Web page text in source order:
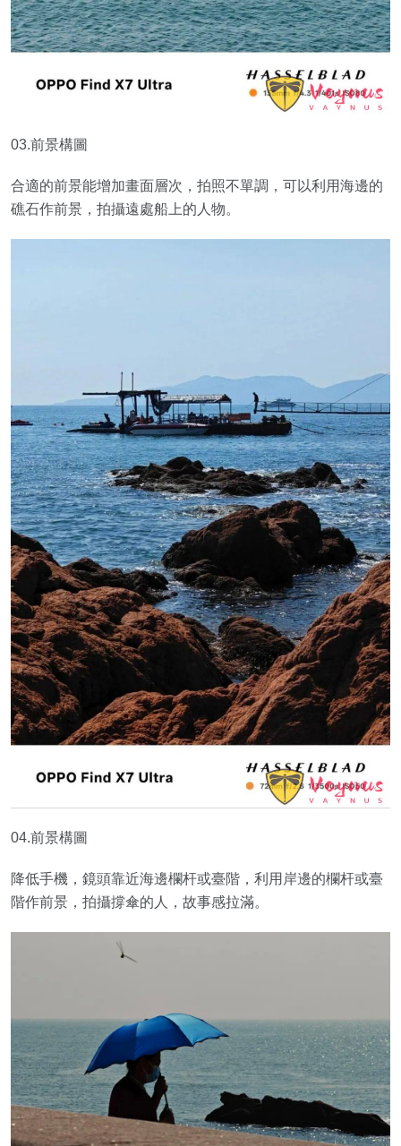
03.前景構圖
合適的前景能增加畫面層次，拍照不單調，可以利用海邊的
礁石作前景，拍攝遠處船上的人物。
04.前景構圖
降低手機，鏡頭靠近海邊欄杆或臺階，利用岸邊的欄杆或臺
階作前景，拍攝撐傘的人，故事感拉滿。